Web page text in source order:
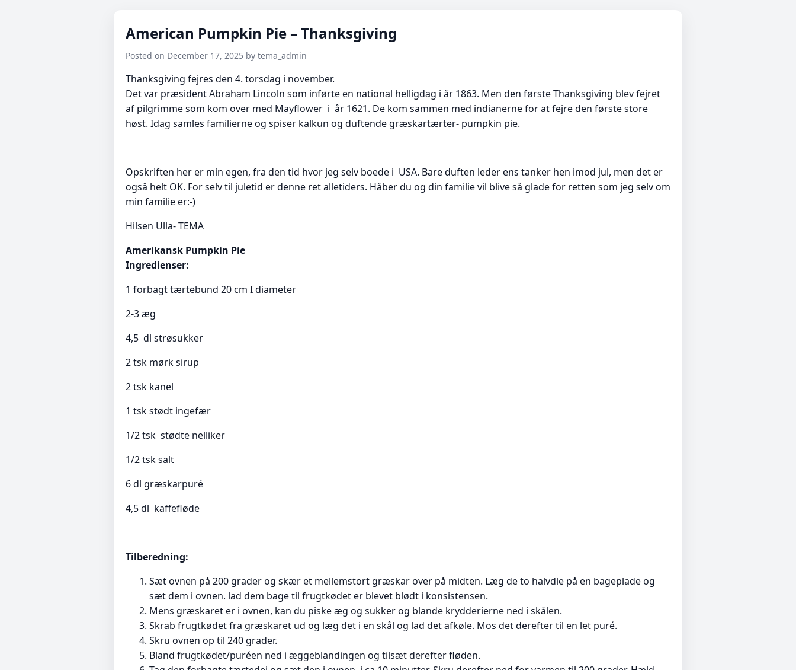
American Pumpkin Pie – Thanksgiving
Posted on December 17, 2025 by tema_admin
Thanksgiving fejres den 4. torsdag i november.
Det var præsident Abraham Lincoln som inførte en national helligdag i år 1863. Men den første Thanksgiving blev fejret
af pilgrimme som kom over med Mayflower i år 1621. De kom sammen med indianerne for at fejre den første store
høst. Idag samles familierne og spiser kalkun og duftende græskartærter- pumpkin pie.
Opskriften her er min egen, fra den tid hvor jeg selv boede i USA. Bare duften leder ens tanker hen imod jul, men det er
også helt OK. For selv til juletid er denne ret alletiders. Håber du og din familie vil blive så glade for retten som jeg selv om
min familie er:-)
Hilsen Ulla- TEMA
Amerikansk Pumpkin Pie
Ingredienser:
1 forbagt tærtebund 20 cm I diameter
2-3 æg
4,5 dl strøsukker
2 tsk mørk sirup
2 tsk kanel
1 tsk stødt ingefær
1/2 tsk stødte nelliker
1/2 tsk salt
6 dl græskarpuré
4,5 dl kaffefløde
Tilberedning:
Sæt ovnen på 200 grader og skær et mellemstort græskar over på midten. Læg de to halvdle på en bageplade og
sæt dem i ovnen. lad dem bage til frugtkødet er blevet blødt i konsistensen.
Mens græskaret er i ovnen, kan du piske æg og sukker og blande krydderierne ned i skålen.
Skrab frugtkødet fra græskaret ud og læg det i en skål og lad det afkøle. Mos det derefter til en let puré.
Skru ovnen op til 240 grader.
Bland frugtkødet/puréen ned i æggeblandingen og tilsæt derefter fløden.